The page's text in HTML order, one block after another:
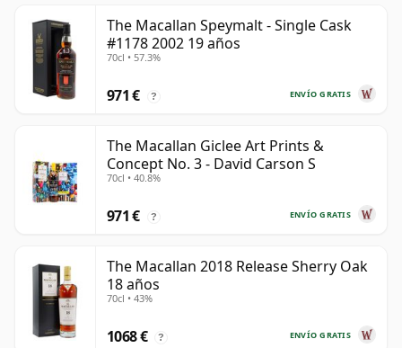
The Macallan Speymalt - Single Cask
#1178 2002 19 años
70cl • 57.3%
ENVÍO GRATIS
971 € ?
The Macallan Giclee Art Prints &
Concept No. 3 - David Carson S
70cl • 40.8%
ENVÍO GRATIS
971 € ?
The Macallan 2018 Release Sherry Oak
18 años
70cl • 43%
ENVÍO GRATIS
1068 € ?